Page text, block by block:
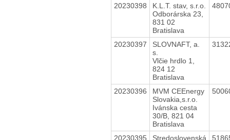
20230398
K.L.T. stav, s.r.o.
Odborárska 23,
831 02
Bratislava
20230397
SLOVNAFT, a.
s.
Vlčie hrdlo 1,
824 12
Bratislava
20230396
MVM CEEnergy
Slovakia,s.r.o.
Ivánska cesta
30/B, 821 04
Bratislava
20230395 Stredoslovenská